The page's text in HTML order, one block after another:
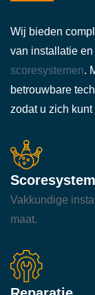
Wij bieden
van installatie
scoresystemen.
betrouwbare
zodat u zich
Vakkundige
maat.